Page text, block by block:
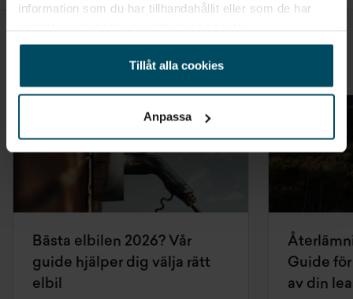
information som du har tillhandahållit eller som de har
Tillåt alla cookies
Anpassa
Bästa elbilen 2026? Vår
guide hjälper dig välja rätt
elbil
Guide
av din